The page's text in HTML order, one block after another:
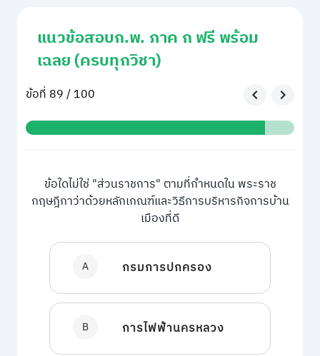
แนวข้อสอบก.พ. ภาค ก ฟรี พร้อม
เฉลย (ครบทุกวิชา)
ข้อที่ 89 / 100
ข้อใดไม่ใช่ "ส่วนราชการ" ตามที่กำหนดใน พระราช
กฤษฎีกาว่าด้วยหลักเกณฑ์และวิธีการบริหารกิจการบ้าน
เมืองที่ดี
A กรมการปกครอง
B การไฟฟ้านครหลวง